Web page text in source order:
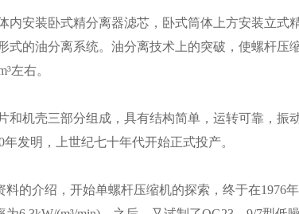
内安装卧式精分离器滤芯，卧式筒体上方安装立式
式的油分离系统。油分离技术上的突破，使螺杆压
左右。
和机壳三部分组成，具有结构简单，运转可靠，振
发明，上世纪七十年代开始正式投产。
的介绍，开始单螺杆压缩机的探索，终于在1976年